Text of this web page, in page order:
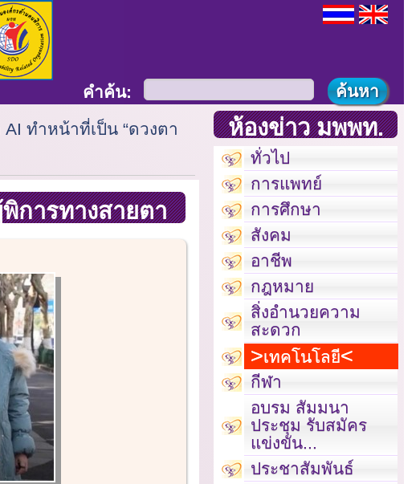
คำค้น:
ทำหน้าที่เป็น “ดวงตา
การทางสายตา
ห้องข่าว มพพท.
ทั่วไป
การแพทย์
การศึกษา
สังคม
อาชีพ
กฎหมาย
สิ่งอำนวยความ
สะดวก
เทคโนโลยี
กีฬา
อบรม สัมมนา
ประชุม รับสมัคร
แข่งขัน...
ประชาสัมพันธ์